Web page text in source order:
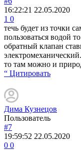
16:22:21 22.05.2020
1 0
течь будет из точки
пользоваться водой
обратный клапан
то там можно и
“ Цитировать
Дима Кузнецов
Пользователь
#7
19:59:52 22.05.2020
0 0